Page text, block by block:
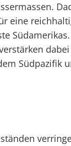
eine
Südpazifik